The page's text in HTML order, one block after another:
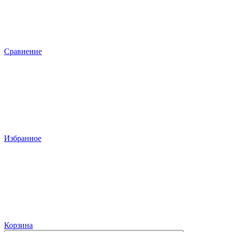
Сравнение
Избранное
Корзина